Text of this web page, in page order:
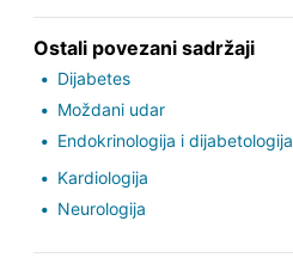
Ostali povezani sadržaji
Dijabetes
Moždani udar
Endokrinologija i dijabetologija
Kardiologija
Neurologija